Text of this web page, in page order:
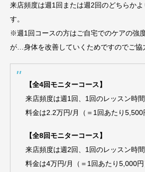
来店頻度は週1回または週2回のどちらか
す。
※週1回コースの方はご自宅でのケアの強
が…身体を改善していくためですのでご協
【全4回モニターコース】
来店頻度は週1回、1回のレッスン時間
料金は2.2万円/月（＝1回あたり5,500
【全8回モニターコース】
来店頻度は週2回、1回のレッスン時間
料金は4万円/月（＝1回あたり5,000円